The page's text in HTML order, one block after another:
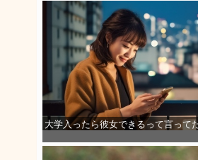
大学入ったら彼女できるって言って